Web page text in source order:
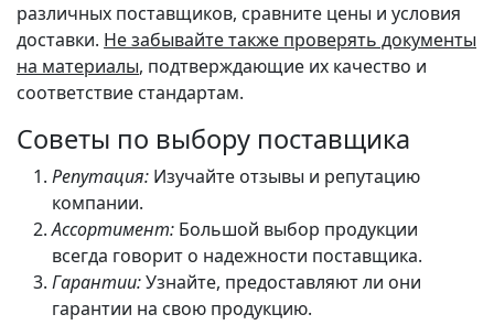
различных поставщиков, сравните цены и условия
доставки. Не забывайте также проверять документы
на материалы, подтверждающие их качество и
соответствие стандартам.
Советы по выбору поставщика
Репутация: Изучайте отзывы и репутацию
компании.
Ассортимент: Большой выбор продукции
всегда говорит о надежности поставщика.
Гарантии:Узнайте, предоставляют ли они
гарантии на свою продукцию.